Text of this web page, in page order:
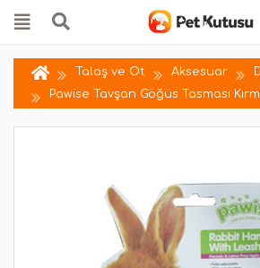
Talaş ve Ot Aksesuar
Pawise Tavşan Göğüs Tasması